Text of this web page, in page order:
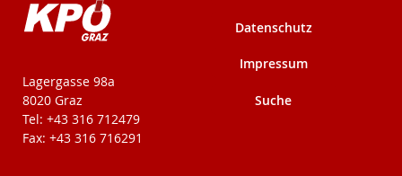
KPÖ-Steiermark
Lagergasse 98a
8020 Graz
Tel: +43 316 712479
Fax: +43 316 716291
Datenschutz
Impressum
Suche